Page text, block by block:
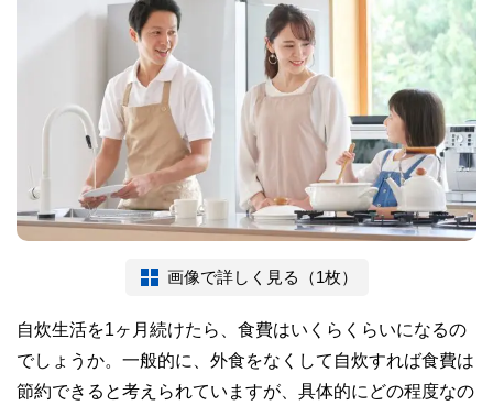
画像で詳しく見る（1枚）
自炊生活を1ヶ月続けたら、食費はいくらくらいになるの
でしょうか。一般的に、外食をなくして自炊すれば食費は
節約できると考えられていますが、具体的にどの程度なの